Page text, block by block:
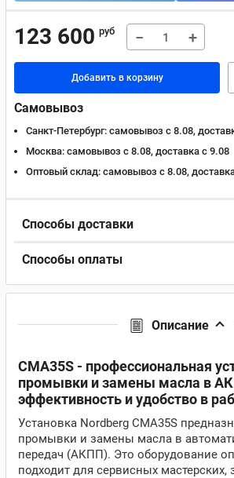
123 600 руб − +
Добавить в корзину
Самовывоз
Санкт-Петербург: самовывоз с 8.08,
Москва: самовывоз с 8.08, доставка c 9.08
Оптовый склад: самовывоз с 8.08,
Способы доставки
Способы оплаты
Описание
CMA35S - профессиональная
промывки и замены масла в
эффективность и удобство в
Установка Nordberg CMA35S
промывки и замены масла в
передач (АКПП). Это оборудование
подходит для сервисных